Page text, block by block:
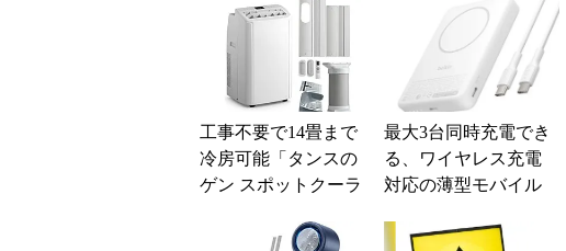
得に
工事不要で14畳まで
冷房可能「タンスの
ゲン スポットクーラ
ムセールで10...
最大3台同時充電でき
る、ワイヤレス充電
対応の薄型モバイル
ルキンから